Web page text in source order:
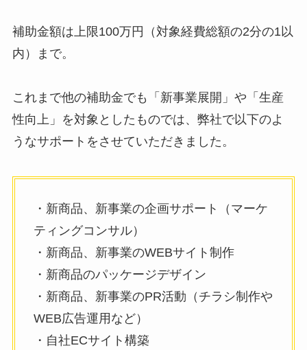
補助金額は上限100万円（対象経費総額の2分の1以
内）まで。
これまで他の補助金でも「新事業展開」や「生産
性向上」を対象としたものでは、弊社で以下のよ
うなサポートをさせていただきました。
・新商品、新事業の企画サポート（マーケ
ティングコンサル）
・新商品、新事業のWEBサイト制作
・新商品のパッケージデザイン
・新商品、新事業のPR活動（チラシ制作や
WEB広告運用など）
・自社ECサイト構築